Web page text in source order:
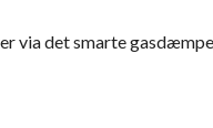
via det smarte